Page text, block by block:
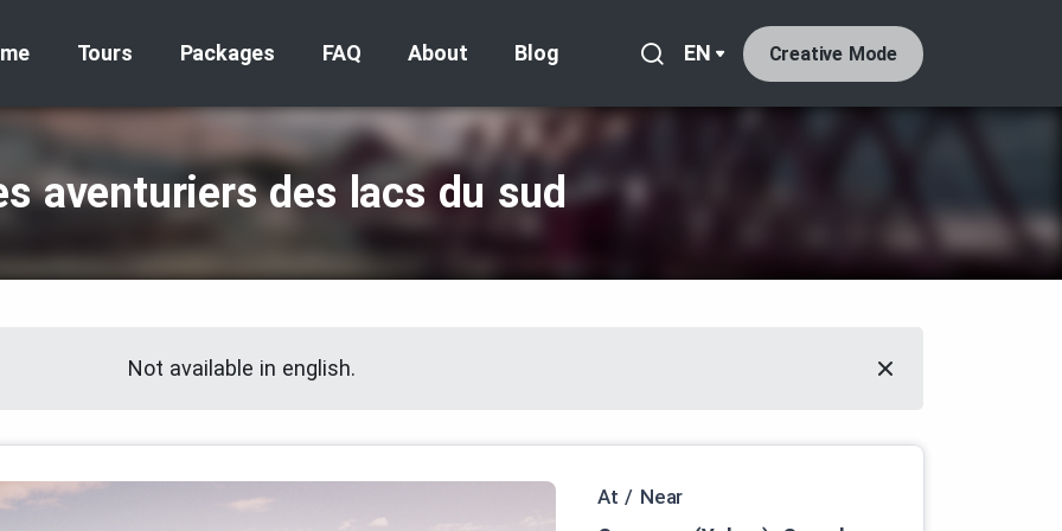
Tours Packages FAQ About Blog EN Creative Mode
aventuriers des lacs du sud
Not available in english.
At / Near